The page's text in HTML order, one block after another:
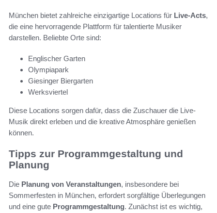
München bietet zahlreiche einzigartige Locations für Live-Acts,
die eine hervorragende Plattform für talentierte Musiker
darstellen. Beliebte Orte sind:
Englischer Garten
Olympiapark
Giesinger Biergarten
Werksviertel
Diese Locations sorgen dafür, dass die Zuschauer die Live-
Musik direkt erleben und die kreative Atmosphäre genießen
können.
Tipps zur Programmgestaltung und
Planung
Die Planung von Veranstaltungen, insbesondere bei
Sommerfesten in München, erfordert sorgfältige Überlegungen
und eine gute Programmgestaltung. Zunächst ist es wichtig,